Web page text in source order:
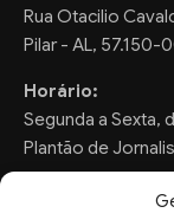
Rua Otacilio
Pilar - AL, 57.150-
Horário:
Segunda a Sexta,
Plantão de